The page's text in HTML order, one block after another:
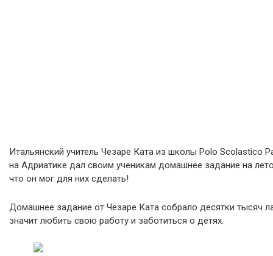
Итальянский учитель Чезаре Ката из школы Polo Scolastico
на Адриатике дал своим ученикам домашнее задание на
что он мог для них сделать!
Домашнее задание от Чезаре Ката собрало десятки тысяч
значит любить свою работу и заботиться о детях.